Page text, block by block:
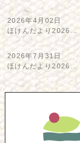
2026年4月02日
ほけんだより2026…
2026年7月31日
ほけんだより2026…